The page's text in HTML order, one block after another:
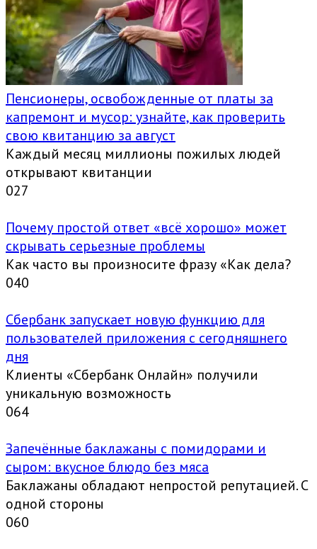
Пенсионеры, освобожденные от платы за
капремонт и мусор: узнайте, как проверить
свою квитанцию за август
Каждый месяц миллионы пожилых людей
открывают квитанции
027
Почему простой ответ «всё хорошо» может
скрывать серьезные проблемы
Как часто вы произносите фразу «Как дела?
040
Сбербанк запускает новую функцию для
пользователей приложения с сегодняшнего
дня
Клиенты «Сбербанк Онлайн» получили
уникальную возможность
064
Запечённые баклажаны с помидорами и
сыром: вкусное блюдо без мяса
Баклажаны обладают непростой репутацией. С
одной стороны
060